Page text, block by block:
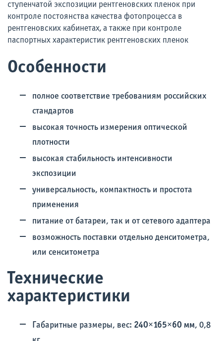
ступенчатой экспозиции рентгеновских пленок при
контроле постоянства качества фотопроцесса в
рентгеновских кабинетах, а также при контроле
паспортных характеристик рентгеновских пленок
Особенности
полное соответствие требованиям российских
стандартов
высокая точность измерения оптической
плотности
высокая стабильность интенсивности
экспозиции
универсальность, компактность и простота
применения
питание от батареи, так и от сетевого адаптера
возможность поставки отдельно денситометра,
или сенситометра
Технические
характеристики
Габаритные размеры, вес: 240×165×60 мм, 0,8